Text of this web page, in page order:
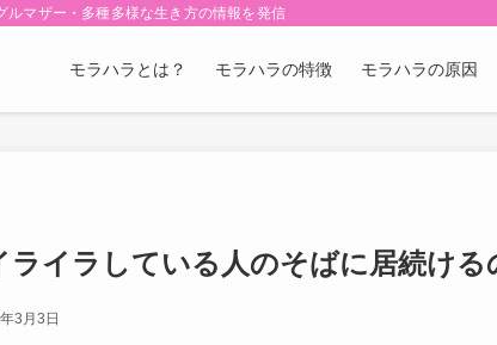
ルマザー・多種多様な生き方の情報を発信
モラハラとは？ モラハラの特徴 モラハラの原因
イラしている人のそばに居続ける
3月3日